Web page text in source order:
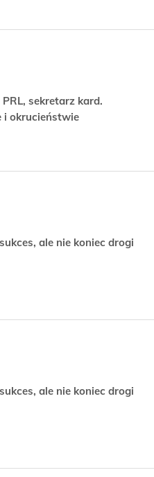
sekretarz kard.
i okrucieństwie
ale nie koniec drogi
ale nie koniec drogi